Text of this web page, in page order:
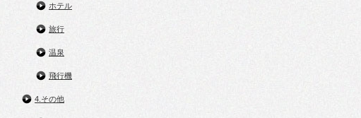
ホテル
旅行
温泉
飛行機
4.その他